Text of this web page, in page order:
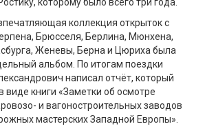
которому было всего три года.
коллекция открыток с
Брюсселя, Берлина, Мюнхена,
Женевы, Берна и Цюриха была
альбом. По итогам поездки
написал отчёт, который
виде книги «Заметки об осмотре
и вагоностроительных заводов
мастерских Западной Европы».